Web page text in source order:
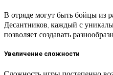
В отряде могут быть бойцы из
Десантников, каждый с
позволяет создавать
Увеличение сложности